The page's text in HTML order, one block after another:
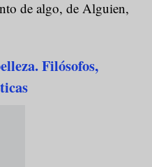
de algo, de Alguien,
Filósofos,